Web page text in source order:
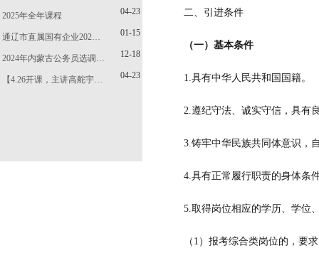
04-23
2025年全年课程
01-15
通辽市直属国有企业202…
12-18
2024年内蒙古公务员选调…
04-23
【4.26开课，主讲高舵宇…
二、引进条件
（一） 基本条件
1.具有中华人民共和国国籍。
2.遵纪守法、诚实守信，具有
3.铸牢中华民族共同体意识，
4.具有正常履行职责的身体条
5.取得岗位相应的学历、学位
（ 1 ）报考综合类岗位的，要